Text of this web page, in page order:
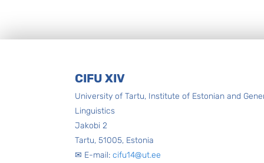
CIFU XIV
University of Tartu, Institute of Estonian and
Linguistics
Jakobi 2
Tartu, 51005, Estonia
✉ E-mail: cifu14@ut.ee